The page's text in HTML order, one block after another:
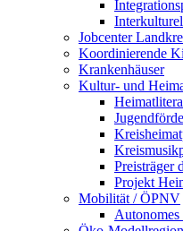
Jobcenter
Koordinierende
Krankenhäuser
Kultur- und
Preisträger
Projekt
Mobilität / ÖPNV
Autonomes